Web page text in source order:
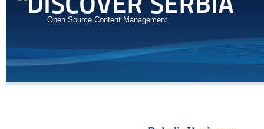
Open Source Content Management